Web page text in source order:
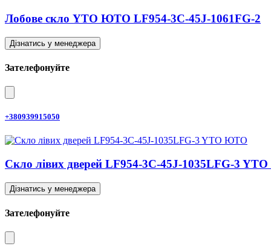
Лобове скло YTO ЮТО LF954-3C-45J-1061FG-2
Дізнатись у менеджера
Зателефонуйте
+380939915050
Скло лівих дверей LF954-3C-45J-1035LFG-3
Дізнатись у менеджера
Зателефонуйте